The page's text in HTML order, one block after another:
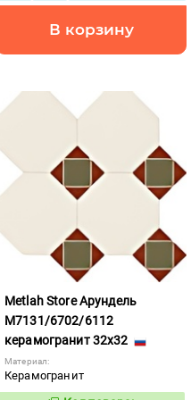
В корзину
Metlah Store Арундель
М7131/6702/6112
керамогранит 32x32
Материал:
Керамогранит